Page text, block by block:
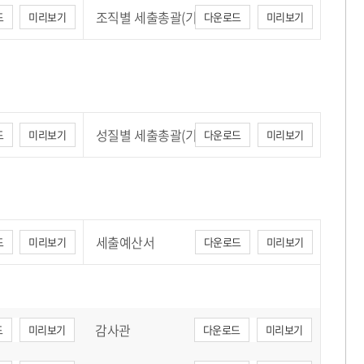
미리보기 조직별 세출총괄(기타)다운로드 미리보기
미리보기 성질별 세출총괄(기타)다운로드 미리보기
미리보기 세출예산서 다운로드 미리보기
미리보기 감사관 다운로드 미리보기